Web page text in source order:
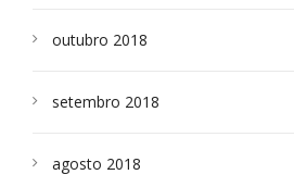
outubro 2018
setembro 2018
agosto 2018